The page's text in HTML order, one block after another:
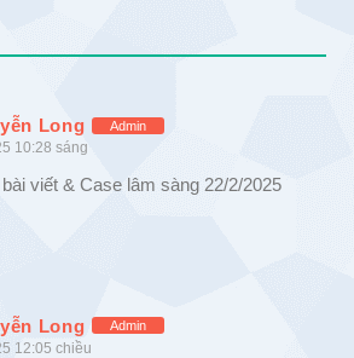
Long Admin
10:28 sáng
viết & Case lâm sàng 22/2/2025
Long Admin
12:05 chiều